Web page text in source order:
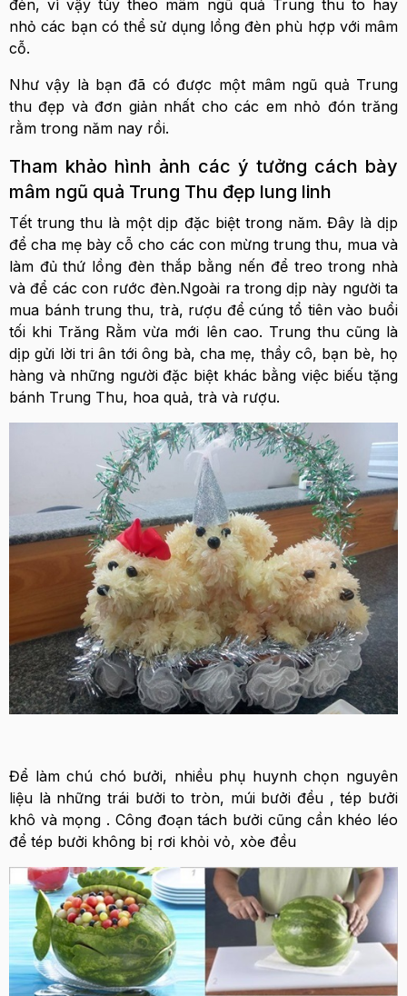
đèn, vì vậy tùy theo mâm ngũ quả Trung thu to hay
nhỏ các bạn có thể sử dụng lồng đèn phù hợp với mâm
cỗ.
Như vậy là bạn đã có được một mâm ngũ quả Trung
thu đẹp và đơn giản nhất cho các em nhỏ đón trăng
rằm trong năm nay rồi.
Tham khảo hình ảnh các ý tưởng cách bày
mâm ngũ quả Trung Thu đẹp lung linh
Tết trung thu là một dịp đặc biệt trong năm. Đây là dịp
để cha mẹ bày cỗ cho các con mừng trung thu, mua và
làm đủ thứ lồng đèn thắp bằng nến để treo trong nhà
và để các con rước đèn.Ngoài ra trong dịp này người ta
mua bánh trung thu, trà, rượu để cúng tổ tiên vào buổi
tối khi Trăng Rằm vừa mới lên cao. Trung thu cũng là
dịp gửi lời tri ân tới ông bà, cha mẹ, thầy cô, bạn bè, họ
hàng và những người đặc biệt khác bằng việc biếu tặng
bánh Trung Thu, hoa quả, trà và rượu.
Để làm chú chó bưởi, nhiều phụ huynh chọn nguyên
liệu là những trái bưởi to tròn, múi bưởi đều , tép bưởi
khô và mọng . Công đoạn tách bưởi cũng cần khéo léo
để tép bưởi không bị rơi khỏi vỏ, xòe đều